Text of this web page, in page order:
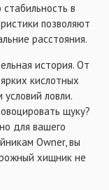
в
позволяют
расстояния.
история. От
кислотных
ловли.
щуку?
для вашего
Owner, вы
хищник не